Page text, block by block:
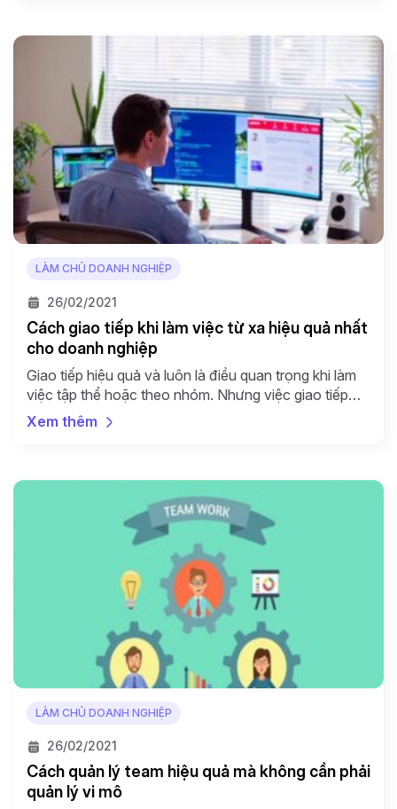
LÀM CHỦ DOANH NGHIỆP
26/02/2021
Cách giao tiếp khi làm việc từ xa hiệu quả nhất
cho doanh nghiệp
Giao tiếp hiệu quả và luôn là điều quan trọng khi làm
việc tập thể hoặc theo nhóm. Nhưng việc giao tiếp
hiệu quả để giải quyết được vấn đề và giữ kết nối đối
hình thức làm việc từ xa trong thời kỳ khủng hoảng
Xem thêm
LÀM CHỦ DOANH NGHIỆP
26/02/2021
Cách quản lý team hiệu quả mà không cần phải
quản lý vi mô